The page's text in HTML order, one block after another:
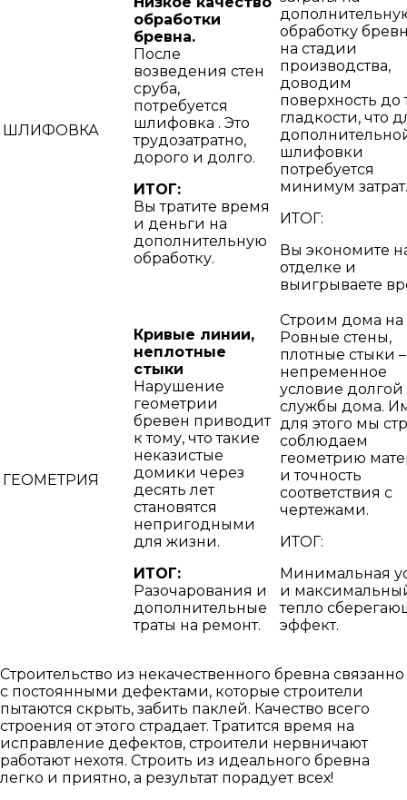
ШЛИФОВКА
обработки
бревна.
После
возведения стен
сруба,
потребуется
шлифовка . Это
трудозатратно,
дорого и долго.
ИТОГ:
Вы тратите время
и деньги на
дополнительную
обработку.
обработку
на стадии
производства,
доводим
поверхность до
гладкости, что
шлифовки
потребуется
минимум затрат.
ИТОГ:
Вы экономите
отделке и
выигрываете
ГЕОМЕТРИЯ
Кривые линии,
неплотные
стыки
Нарушение
геометрии
бревен приводит
к тому, что такие
неказистые
домики через
десять лет
становятся
непригодными
для жизни.
ИТОГ:
Разочарования и
дополнительные
траты на ремонт.
Строим дома на
Ровные стены,
плотные стыки –
непременное
условие долгой
службы дома.
для этого мы
соблюдаем
геометрию
и точность
соответствия с
чертежами.
ИТОГ:
Минимальная
и
тепло
эффект.
Строительство из некачественного бревна связанно
с постоянными дефектами, которые строители
пытаются скрыть, забить паклей. Качество всего
строения от этого страдает. Тратится время на
исправление дефектов, строители нервничают
работают нехотя. Строить из идеального бревна
легко и приятно, а результат порадует всех!